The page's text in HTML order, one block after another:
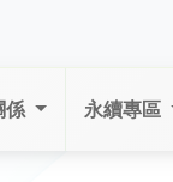
係 永續專區